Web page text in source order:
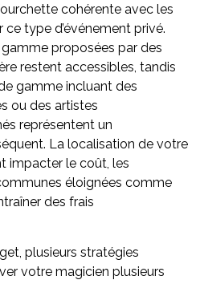
cohérente avec les
type d’événement privé.
proposées par des
restent accessibles, tandis
gamme incluant des
ou des artistes
représentent un
La localisation de votre
impacter le coût, les
éloignées comme
des frais
plusieurs stratégies
votre magicien plusieurs